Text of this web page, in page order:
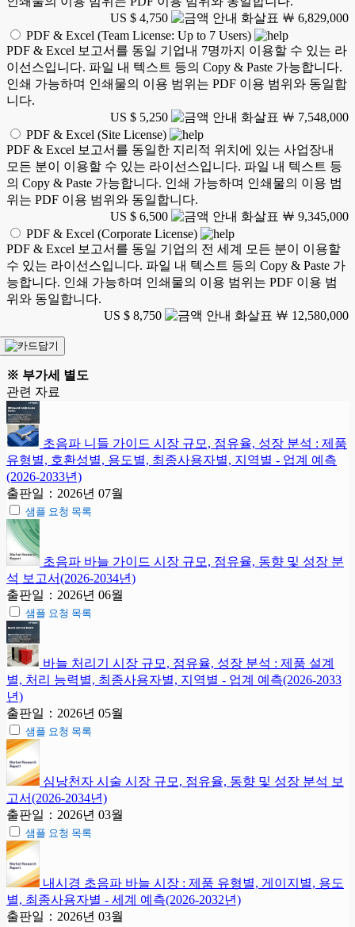
US $ 4,750
￦ 6,829,000
PDF & Excel (Team License: Up to 7 Users)
PDF & Excel 보고서를 동일 기업내 7명까지 이용할 수 있는 라
이선스입니다. 파일 내 텍스트 등의 Copy & Paste 가능합니다.
인쇄 가능하며 인쇄물의 이용 범위는 PDF 이용 범위와 동일합
니다.
US $ 5,250
￦ 7,548,000
PDF & Excel (Site License)
PDF & Excel 보고서를 동일한 지리적 위치에 있는 사업장내
모든 분이 이용할 수 있는 라이선스입니다. 파일 내 텍스트 등
의 Copy & Paste 가능합니다. 인쇄 가능하며 인쇄물의 이용 범
위는 PDF 이용 범위와 동일합니다.
US $ 6,500
￦ 9,345,000
PDF & Excel (Corporate License)
PDF & Excel 보고서를 동일 기업의 전 세계 모든 분이 이용할
수 있는 라이선스입니다. 파일 내 텍스트 등의 Copy & Paste 가
능합니다. 인쇄 가능하며 인쇄물의 이용 범위는 PDF 이용 범
위와 동일합니다.
US $ 8,750
￦ 12,580,000
※ 부가세 별도
관련 자료
초음파 니들 가이드 시장 규모, 점유율, 성장 분석 : 제품
유형별, 호환성별, 용도별, 최종사용자별, 지역별 - 업계 예측
(2026-2033년)
출판일：2026년 07월
샘플 요청 목록
초음파 바늘 가이드 시장 규모, 점유율, 동향 및 성장 분
석 보고서(2026-2034년)
출판일：2026년 06월
샘플 요청 목록
바늘 처리기 시장 규모, 점유율, 성장 분석 : 제품 설계
별, 처리 능력별, 최종사용자별, 지역별 - 업계 예측(2026-2033
년)
출판일：2026년 05월
샘플 요청 목록
심낭천자 시술 시장 규모, 점유율, 동향 및 성장 분석 보
고서(2026-2034년)
출판일：2026년 03월
샘플 요청 목록
내시경 초음파 바늘 시장 : 제품 유형별, 게이지별, 용도
별, 최종사용자별 - 세계 예측(2026-2032년)
출판일：2026년 03월